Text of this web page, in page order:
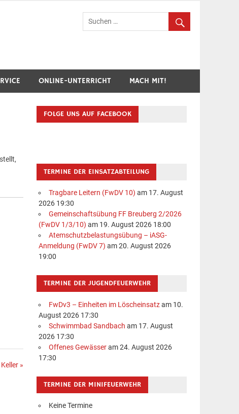
Breuberg-Hainstadt
ONLINE-UNTERRICHT MACH MIT!
»
FOLGE UNS AUF FACEBOOK
TERMINE DER EINSATZABTEILUNG
Tragbare Leitern (FwDV 10) am 17. August
2026 19:30
Gemeinschaftsübung FF Breuberg 2/2026
(FwDV 1/3/10) am 19. August 2026 18:00
Atemschutzbelastungsübung – iASG-
Anmeldung (FwDV 7) am 20. August 2026
19:00
TERMINE DER JUGENDFEUERWEHR
FwDv3 – Einheiten im Löscheinsatzam 10.
August 2026 17:30
Schwimmbad Sandbach am 17. August
2026 17:30
Offenes Gewässeram 24. August 2026
17:30
TERMINE DER MINIFEUERWEHR
Keine Termine